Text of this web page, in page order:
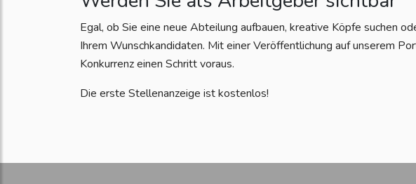
Egal, ob Sie eine neue Abteilung aufbauen, kreative Köpfe suchen
Ihrem Wunschkandidaten. Mit einer Veröffentlichung auf unserem
Konkurrenz einen Schritt voraus.
Die erste Stellenanzeige ist kostenlos!